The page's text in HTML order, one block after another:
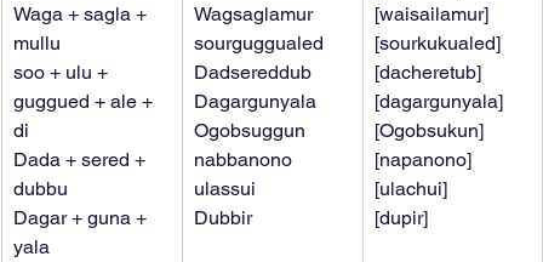
Waga + sagla +
mullu
soo + ulu +
guggued + ale +
di
Dada + sered +
dubbu
Dagar + guna +
yala
Wagsaglamur
sourguggualed
Dadsereddub
Dagargunyala
Ogobsuggun
nabbanono
ulassui
Dubbir
[waisailamur]
[sourkukualed]
[dacheretub]
[dagargunyala]
[Ogobsukun]
[napanono]
[ulachui]
[dupir]